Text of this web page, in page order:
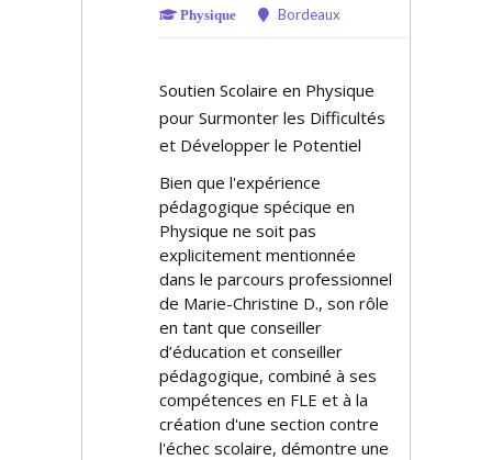
Physique Bordeaux
Soutien Scolaire en Physique
pour Surmonter les Difficultés
et Développer le Potentiel
Bien que l'expérience
pédagogique spécifique en
Physique ne soit pas
explicitement mentionnée
dans le parcours professionnel
de Marie-Christine D., son rôle
en tant que conseiller
d’éducation et conseiller
pédagogique, combiné à ses
compétences en FLE et à la
création d'une section contre
l'échec scolaire, démontre une